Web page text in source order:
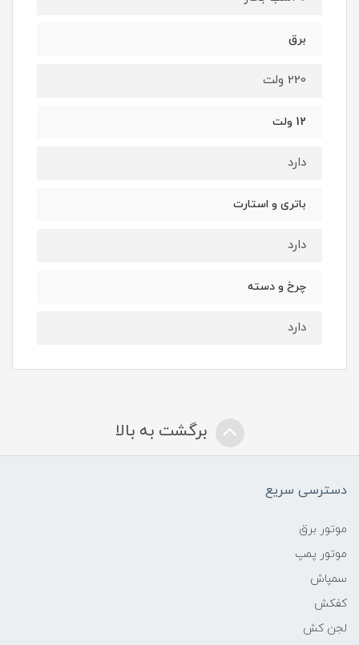
برق
220 ولت
12 ولت
دارد
باتری و استارت
دارد
چرخ و دسته
دارد
برگشت به بالا
دسترسی سریع
موتور برق
موتور پمپ
سمپاش
کفکش
لجن کش